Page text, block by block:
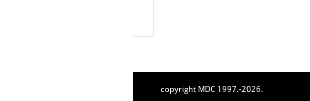
copyright MDC 1997.-2026.